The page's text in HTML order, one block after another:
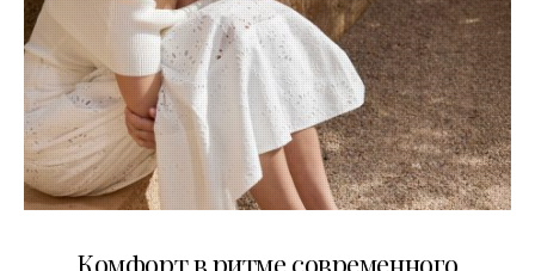
Комфорт в ритме современного